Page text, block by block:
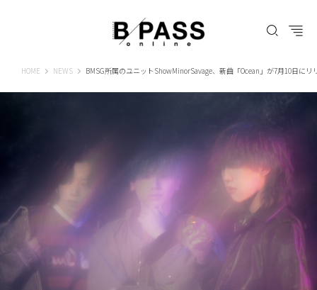
HOME B-PASS ONLINE
NEWS BMSG所属のユニットShowMinorSavage、新曲「Ocean」が7月10日にリ